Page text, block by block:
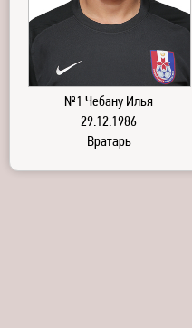
№1 Чебану Илья
29.12.1986
Вратарь